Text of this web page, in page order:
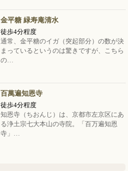
金平糖 緑寿庵清水
徒歩4分程度
通常、金平糖のイガ（突起部分）の数が決
まっているというのは驚きですが、こちら
の…
百萬遍知恩寺
徒歩4分程度
知恩寺（ちおんじ）は、京都市左京区にあ
る浄土宗七大本山の寺院。「百万遍知恩
寺」…